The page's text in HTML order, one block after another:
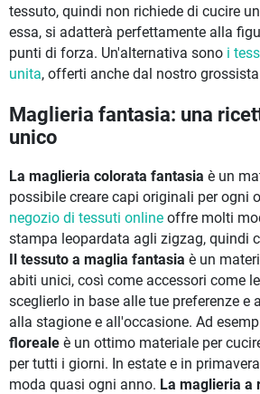
tessuto, quindi non richiede di cucire
essa, si adatterà perfettamente alla
punti di forza. Un'alternativa sono i
unita, offerti anche dal nostro
Maglieria fantasia: una
unico
La maglieria colorata fantasia è un
possibile creare capi originali per ogni
negozio di tessuti online offre molti
stampa leopardata agli zigzag, quindi
Il tessuto a maglia fantasia è un
abiti unici, così come accessori come
sceglierlo in base alle tue preferenze e
alla stagione e all'occasione. Ad
floreale è un ottimo materiale per
per tutti i giorni. In estate e in
moda quasi ogni anno. La maglieria a